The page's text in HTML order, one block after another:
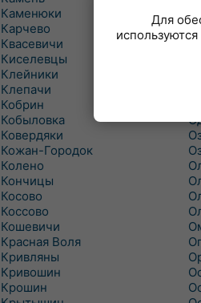
Каменюки
Карчево
Квасевичи
Киселевцы
Клейники
Клепачи
Кобрин
Кобыловка
Ковердяки
Кожан-Городок
Колено
Кончицы
Косово
Коссово
Кошевичи
Красная Воля
Кривляны
Кривошин
Крошин
Для